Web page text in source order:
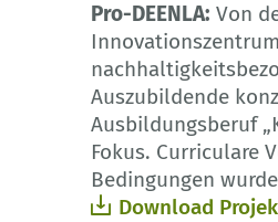
Pro-DEENLA: Von
Auszubildende
Ausbildungsberuf
Fokus. Curriculare
Bedingungen
Download